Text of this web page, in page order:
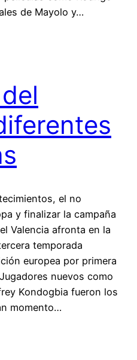
de Mayolo y…
el no
y finalizar la campaña
Valencia afronta en la
temporada
europea por primera
nuevos como
Kondogbia fueron los
momento…